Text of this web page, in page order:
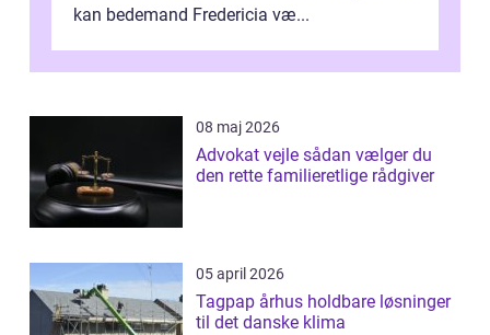
kan bedemand Fredericia væ...
08 maj 2026
Advokat vejle sådan vælger du
den rette familieretlige rådgiver
05 april 2026
Tagpap århus holdbare løsninger
til det danske klima